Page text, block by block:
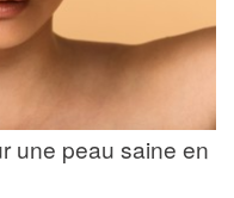
une peau saine en